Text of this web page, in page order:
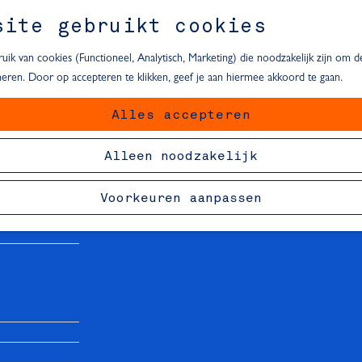
gebruikt cookies
van cookies (Functioneel, Analytisch, Marketing) die noodzakelijk zijn om
Door op accepteren te klikken, geef je aan hiermee akkoord te gaan.
Alles accepteren
Alleen noodzakelijk
Voorkeuren aanpassen
Delft